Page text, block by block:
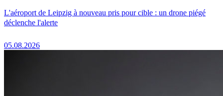
L'aéroport de Leipzig à nouveau pris pour cible : un drone piégé
déclenche l'alerte
05.08.2026